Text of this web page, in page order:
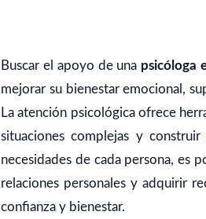
Buscar el apoyo de una psicóloga
mejorar su bienestar emocional,
La atención psicológica ofrece
situaciones complejas y
necesidades de cada persona, es
relaciones personales y adquirir
confianza y bienestar.